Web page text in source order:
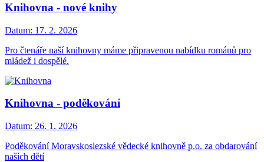
Knihovna - nové knihy
Datum: 17. 2. 2026
Pro čtenáře naší knihovny máme připravenou nabídku románů pro
mládež i dospělé.
Knihovna - poděkování
Datum: 26. 1. 2026
Poděkování Moravskoslezské vědecké knihovně p.o. za obdarování
naších dětí